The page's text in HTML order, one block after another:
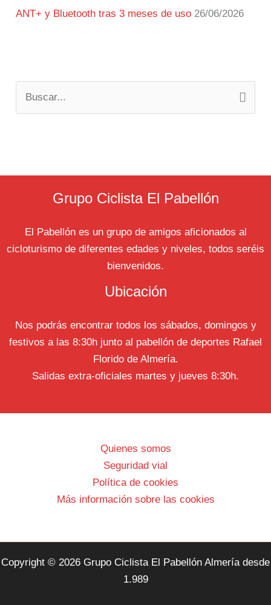
ANT+ y Bluetooth tras 3 meses de uso 26/06/2026
u
a
r
Grupo Ciclista El Pabellón
El Pabellón es un grupo de amigos aficionados al
cicloturismo de diferentes edades y niveles, todos seréis
bienvenidos.
Ubicación
Nos podrás encontrar todos los sábados, domingos y
festivos a las 8:30h junto al pabellón de deportes Rafael
Florido de Almería.
Salidas extra-oficiales martes y jueves 8:30h.
Quienes somos
Seguridad vial
Política de cookies
Más información sobre las cookies
Copyright © 2026 Grupo Ciclista El Pabellón Almería desde
1.989